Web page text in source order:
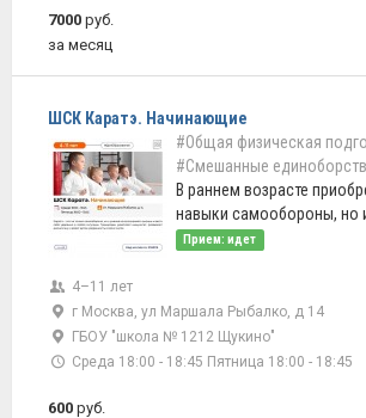
7000 руб.
за месяц
ШСК Каратэ. Начинающие
#Общая физическая
#Смешанные
В раннем возрасте
навыки самообороны, но и
Прием: идет
4–11 лет
г Москва, ул Маршала Рыбалко, д 14
ГБОУ "школа № 1212 Щукино"
Среда 18:00 - 18:45 Пятница 18:00 - 18:45
600 руб.